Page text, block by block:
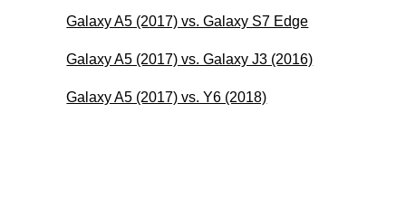
Galaxy A5 (2017) vs. Galaxy S7 Edge
Galaxy A5 (2017) vs. Galaxy J3 (2016)
Galaxy A5 (2017) vs. Y6 (2018)